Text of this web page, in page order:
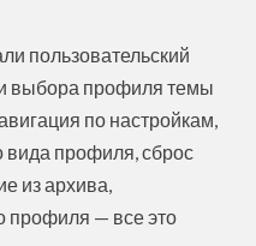
пользовательский
выбора профиля темы
по настройкам,
профиля, сброс
из архива,
профиля — все это